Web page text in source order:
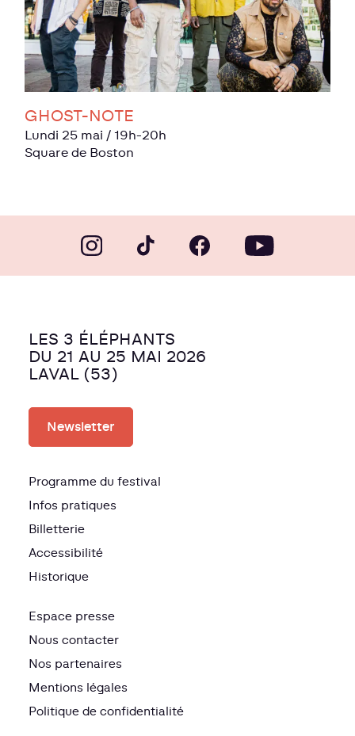
GHOST-NOTE
lundi 25 mai / 19h-20h
Square de Boston
LES 3 ÉLÉPHANTS
DU 21 AU 25 MAI 2026
LAVAL (53)
Newsletter
Programme du festival
Infos pratiques
Billetterie
Accessibilité
Historique
Espace presse
Nous contacter
Nos partenaires
Mentions légales
Politique de confidentialité